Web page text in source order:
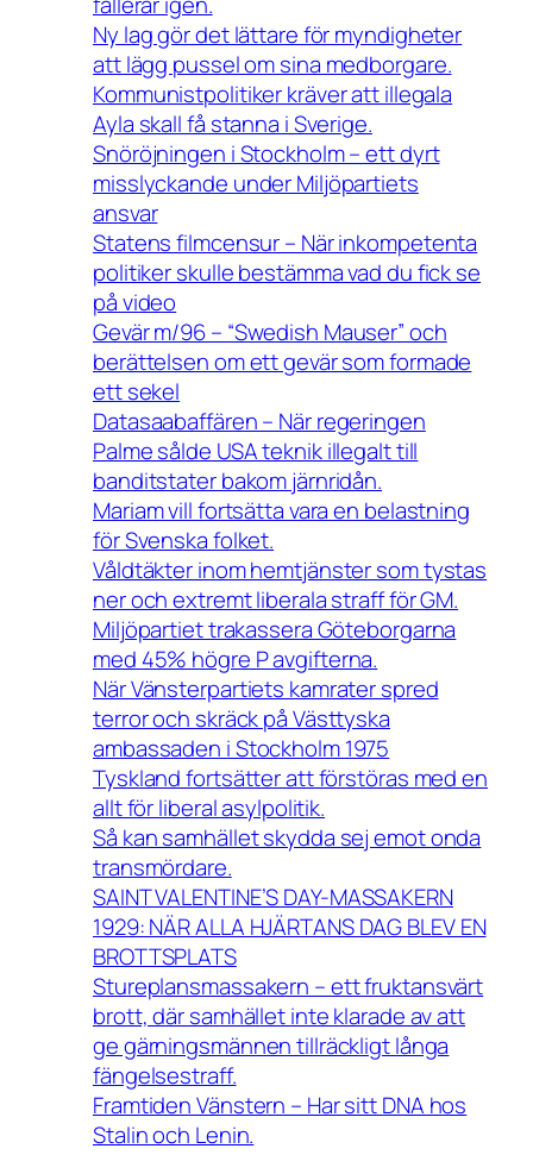
Ny lag gör det lättare för myndigheter
att lägg pussel om sina medborgare.
Kommunistpolitiker kräver att illegala
Ayla skall få stanna i Sverige.
Snöröjningen i Stockholm – ett dyrt
misslyckande under Miljöpartiets
ansvar
Statens filmcensur – När inkompetenta
politiker skulle bestämma vad du fick se
på video
Gevär m/96 – “Swedish Mauser” och
berättelsen om ett gevär som formade
ett sekel
Datasaabaffären – När regeringen
Palme sålde USA teknik illegalt till
banditstater bakom järnridån.
Mariam vill fortsätta vara en belastning
för Svenska folket.
Våldtäkter inom hemtjänster som tystas
ner och extremt liberala straff för GM.
Miljöpartiet trakassera Göteborgarna
med 45% högre P avgifterna.
När Vänsterpartiets kamrater spred
terror och skräck på Västtyska
ambassaden i Stockholm 1975
Tyskland fortsätter att förstöras med en
allt för liberal asylpolitik.
Så kan samhället skydda sej emot onda
transmördare.
SAINT VALENTINE’S DAY-MASSAKERN
1929: NÄR ALLA HJÄRTANS DAG BLEV EN
BROTTSPLATS
Stureplansmassakern – ett fruktansvärt
brott, där samhället inte klarade av att
ge gärningsmännen tillräckligt långa
fängelsestraff.
Framtiden Vänstern – Har sitt DNA hos
Stalin och Lenin.